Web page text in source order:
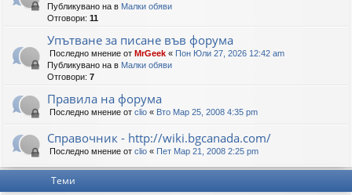
Публикувано на в Малки обяви
Отговори: 11
Упътване за писане във форума
Последно мнение от MrGeek « Пон Юли 27, 2026 12:42 am
Публикувано на в Малки обяви
Отговори: 7
Правила на форума
Последно мнение от clio « Вто Мар 25, 2008 4:35 pm
Справочник - http://wiki.bgcanada.com/
Последно мнение от clio « Пет Мар 21, 2008 2:25 pm
Теми